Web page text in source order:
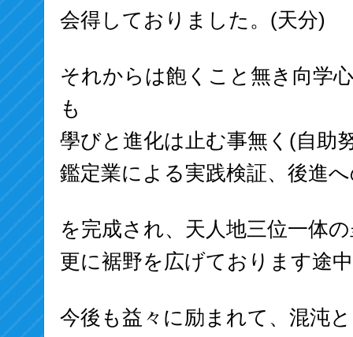
会得しておりました。(天分)
それからは飽くこと無き向学
も
學びと進化は止む事無く(自助
鑑定業による実践検証、後進
を完成され、天人地三位一体
更に裾野を広げております途
今後も益々に励まれて、混沌